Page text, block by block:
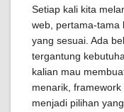
Setiap kali kita
web, pertama-tama
yang sesuai. Ada
tergantung
kalian mau
menarik, framework
menjadi pilihan